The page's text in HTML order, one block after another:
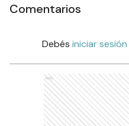
Comentarios
Debés iniciar sesión
Ads